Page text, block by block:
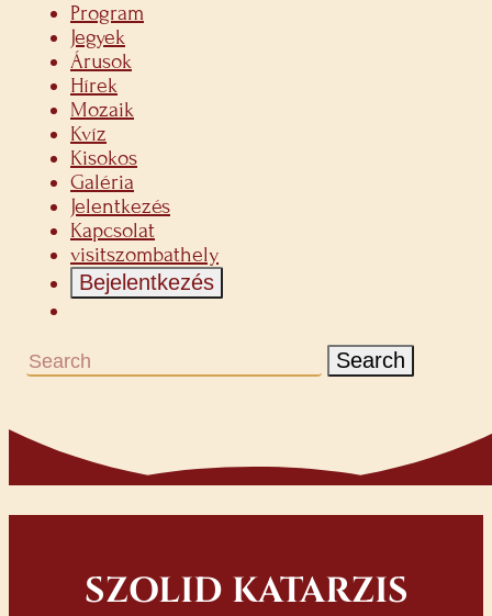
Program
Jegyek
Árusok
Hírek
Mozaik
Kvíz
Kisokos
Galéria
Jelentkezés
Kapcsolat
visitszombathely
Bejelentkezés
Search
SZOLID KATARZIS